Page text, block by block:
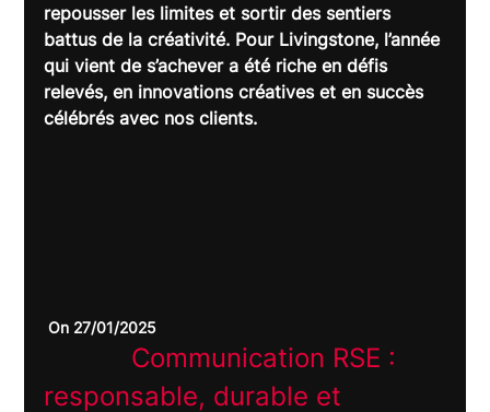
repousser les limites et sortir des sentiers
battus de la créativité. Pour Livingstone, l’année
qui vient de s’achever a été riche en défis
relevés, en innovations créatives et en succès
célébrés avec nos clients.
On 27/01/2025
responsable, durable et